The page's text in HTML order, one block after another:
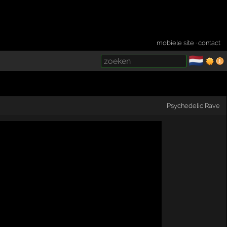
mobiele site ·contact
🇳🇱
Psychedelic Rave